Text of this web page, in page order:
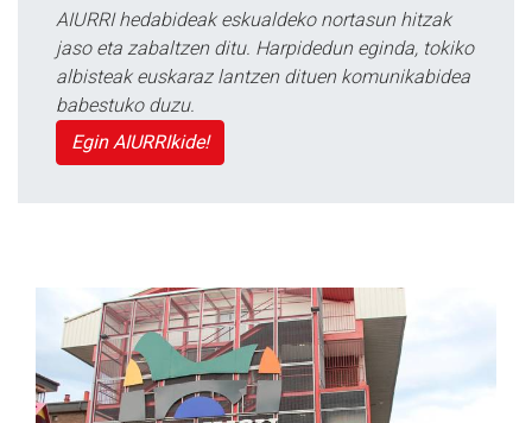
AIURRI hedabideak eskualdeko nortasun hitzak
jaso eta zabaltzen ditu. Harpidedun eginda, tokiko
albisteak euskaraz lantzen dituen komunikabidea
babestuko duzu.
Egin AIURRIkide!